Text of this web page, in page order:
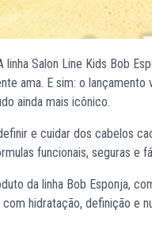
Salon Line Kids Bob
ama. E sim: o
ainda mais icônico.
e cuidar dos cabelos
funcionais, seguras e
da linha Bob Esponja,
hidratação, definição e